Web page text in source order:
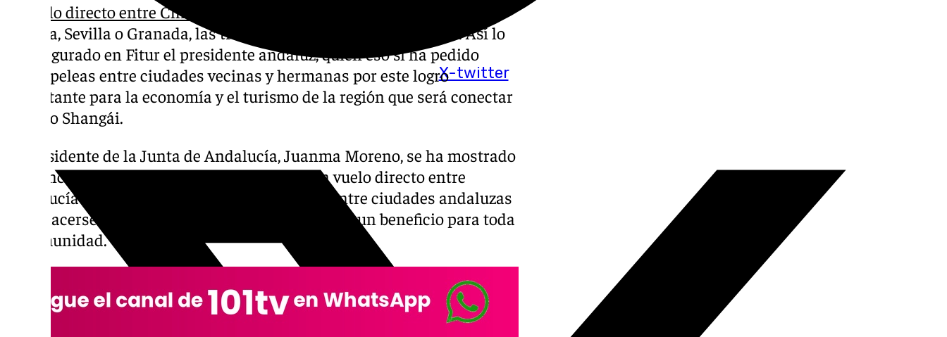
X-twitter
vuelo directo entre China
Málaga, Sevilla o Granada, las tres que lo han reclamado, llegará. Así lo
ha asegurado en Fitur el presidente andaluz, quien eso sí ha pedido
evitar peleas entre ciudades vecinas y hermanas por este logro
importante para la economía y el turismo de la región que será conectar
Pekín o Shangái.
El presidente de la Junta de Andalucía, Juanma Moreno, se ha mostrado
convencido este miércoles de que «llegará» un vuelo directo entre
Andalucía y China y de que no habrá «peleas» entre ciudades andaluzas
para hacerse con esa conexión, la cual supondría un beneficio para toda
la comunidad.